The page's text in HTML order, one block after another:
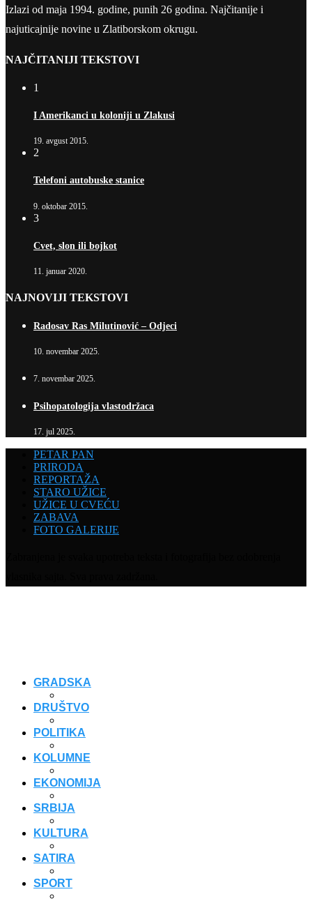
Izlazi od maja 1994. godine, punih 26 godina. Najčitanije i
najuticajnije novine u Zlatiborskom okrugu.
NAJČITANIJI TEKSTOVI
1
I Amerikanci u koloniji u Zlakusi
19. avgust 2015.
2
Telefoni autobuske stanice
9. oktobar 2015.
3
Cvet, slon ili bojkot
11. januar 2020.
NAJNOVIJI TEKSTOVI
Radosav Ras Milutinović – Odjeci
10. novembar 2025.
7. novembar 2025.
Psihopatologija vlastodržaca
17. jul 2025.
PETAR PAN
PRIRODA
REPORTAŽA
STARO UŽICE
UŽICE U CVEĆU
ZABAVA
FOTO GALERIJE
GRADSKA
DRUŠTVO
POLITIKA
KOLUMNE
EKONOMIJA
SRBIJA
KULTURA
SATIRA
SPORT